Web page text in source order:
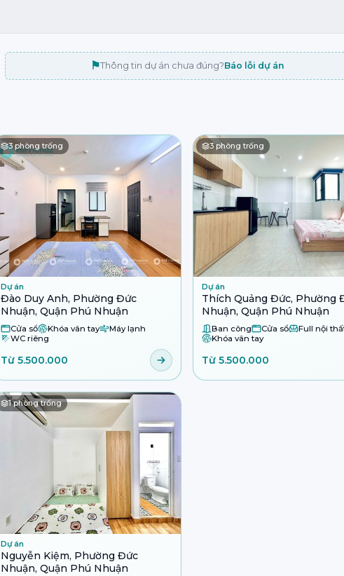
⚑Thông tin dự án chưa đúng?Báo lỗi dự án
3 phòng trống
Dự án
Đào Duy Anh, Phường Đức
Nhuận, Quận Phú Nhuận
Cửa sổ Khóa vân tay
Máy lạnh
WC riêng
Từ 5.500.000
3phòng trống
Dự án
Thích Quảng Đức, Phường
Nhuận, Quận Phú Nhuận
Ban công Cửa sổ
Full nội
Khóa vân tay
Từ 5.500.000
1phòng trống
Dự án
Nguyễn Kiệm, Phường Đức
Nhuận, Quận Phú Nhuận